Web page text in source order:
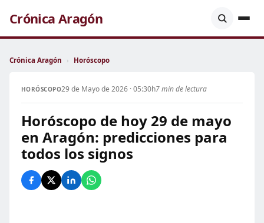
Crónica Aragón
Crónica Aragón › Horóscopo
HORÓSCOPO29 de Mayo de 2026 · 05:30h7 min de lectura
Horóscopo de hoy 29 de mayo
en Aragón: predicciones para
todos los signos